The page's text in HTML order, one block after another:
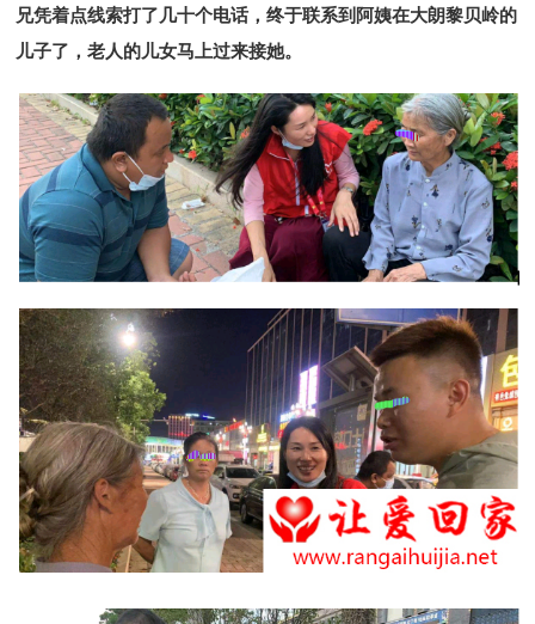
兄凭着点线索打了几十个电话，终于联系到阿姨在大朗黎贝岭的
儿子了，老人的儿女马上过来接她。